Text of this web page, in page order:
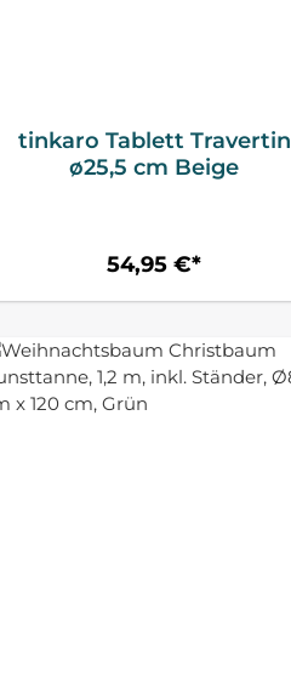
tinkaro Tablett Travertin
ø25,5 cm Beige
54,95 €*